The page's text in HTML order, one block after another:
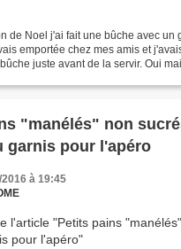
de Noel j'ai fait une bûche avec un
emportée chez mes amis et
juste avant de la servir. Oui
"manélés" non
garnis pour l'apéro
à 19:45